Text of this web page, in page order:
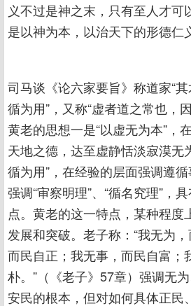
义不过是神之末，只有至人才可
是以神为本，以治天下的形德仁
司马谈《论六家要旨》称道家“
循为用”，又称“虚者道之常也，
黄老的思想一是“以虚无为本”，
天地之德，达至虚静恬淡寂漠无
循为用”，在经验的层面强调遵
强调“审察明理”、“循名究理”，
点。黄老的这一特点，某种程度
发展和突破。老子称：“我无为
而民自正；我无事，而民自富；
朴。”（《老子》57章）强调无
安民的根本，但对如何具体正民